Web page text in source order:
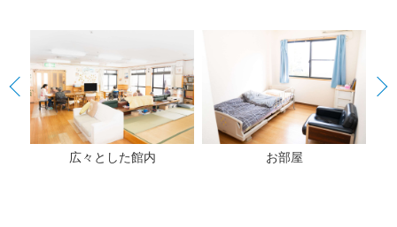
広々とした館内 お部屋